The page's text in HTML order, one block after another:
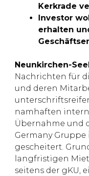
Kerkrade
Investor
erhalten
Neunkirchen-
Nachrichten für
und deren
namhaften
Übernahme und
Germany
gescheitert.
langfristigen
seitens der gKU,